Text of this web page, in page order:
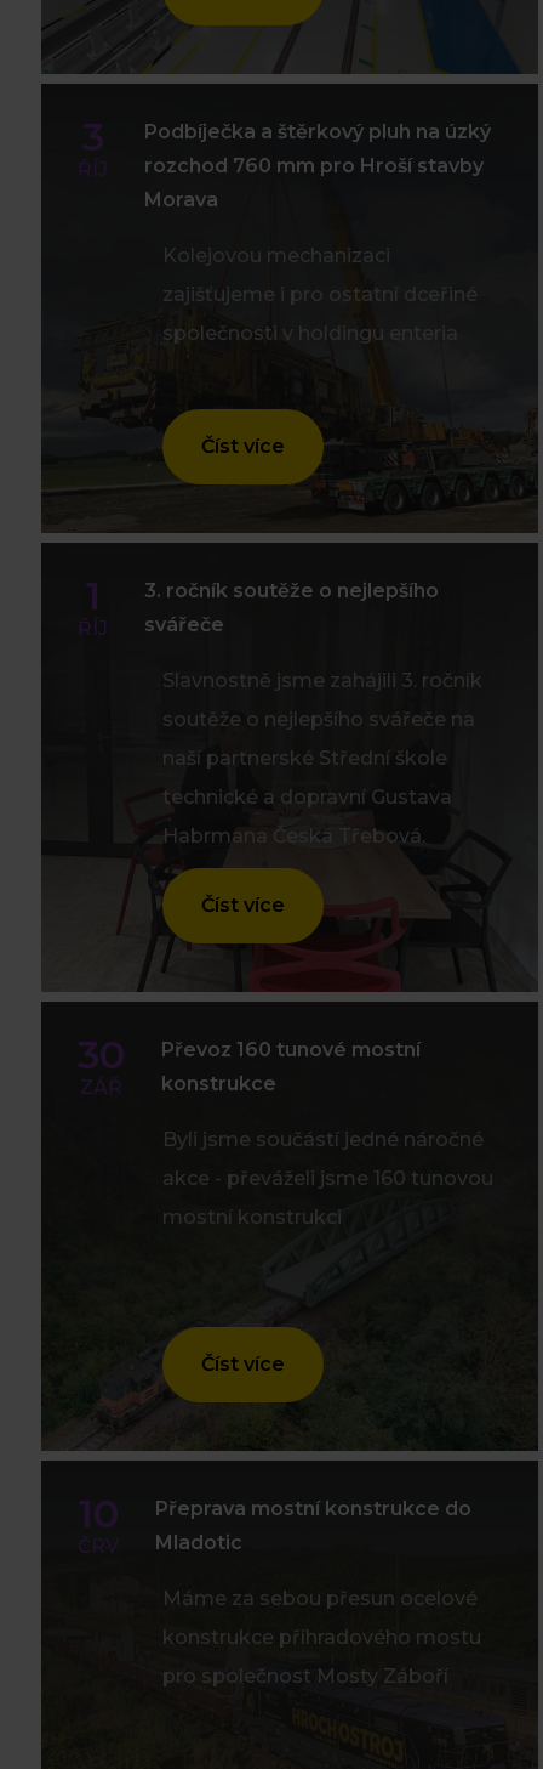
3
ŘÍJ
Podbíječka a štěrkový pluh na úzký
rozchod 760 mm pro Hroší stavby
Morava
Kolejovou mechanizaci
zajišťujeme i pro ostatní dceřiné
společnosti v holdingu enteria
Číst více
1
ŘÍJ
3. ročník soutěže o nejlepšího
svářeče
Slavnostně jsme zahájili 3. ročník
soutěže o nejlepšího svářeče na
naší partnerské Střední škole
technické a dopravní Gustava
Habrmana Česká Třebová.
Číst více
30
ZÁŘ
Převoz 160 tunové mostní
konstrukce
Byli jsme součástí jedné náročné
akce - převáželi jsme 160 tunovou
mostní konstrukci
Číst více
10
ČRV
Přeprava mostní konstrukce do
Mladotic
Máme za sebou přesun ocelové
konstrukce příhradového mostu
pro společnost Mosty Záboří